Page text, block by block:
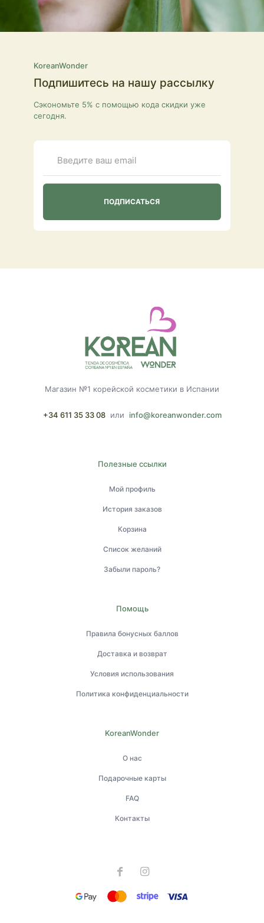
KoreanWonder
Подпишитесь на нашу рассылку
Сэкономьте 5% с помощью кода скидки уже
сегодня.
Магазин №1 корейской косметики в Испании
+34 611 35 33 08 или info@koreanwonder.com
Полезные ссылки
Мой профиль
История заказов
Корзина
Список желаний
Забыли пароль?
Помощь
Правила бонусных баллов
Доставка и возврат
Условия использования
Политика конфиденциальности
KoreanWonder
О нас
Подарочные карты
FAQ
Контакты